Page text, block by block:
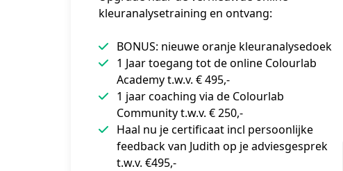
kleuranalysetraining en ontvang:
BONUS: nieuwe oranje kleuranalysedoek
1 Jaar toegang tot de online Colourlab
Academy t.w.v. € 495,-
1 jaar coaching via de Colourlab
Community t.w.v. € 250,-
Haal nu je certificaat incl persoonlijke
feedback van Judith op je adviesgesprek
t.w.v. €495,-